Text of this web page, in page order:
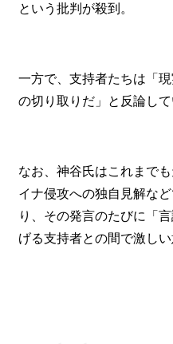
という批判が殺到。
一方で、支持者たちは「
の切り取りだ」と反論して
なお、神谷氏はこれまで
イナ侵攻への独自見解な
り、その発言のたびに「
げる支持者との間で激し